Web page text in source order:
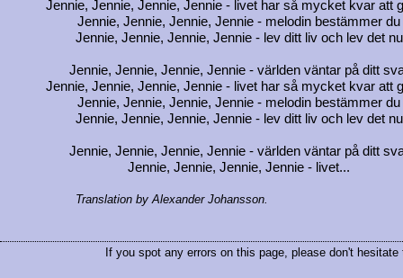
Jennie, Jennie, Jennie, Jennie - livet har så mycket kvar att
Jennie, Jennie, Jennie, Jennie - melodin bestämmer du
Jennie, Jennie, Jennie, Jennie - lev ditt liv och lev det nu
Jennie, Jennie, Jennie, Jennie - världen väntar på ditt
Jennie, Jennie, Jennie, Jennie - livet har så mycket kvar att
Jennie, Jennie, Jennie, Jennie - melodin bestämmer du
Jennie, Jennie, Jennie, Jennie - lev ditt liv och lev det nu
Jennie, Jennie, Jennie, Jennie - världen väntar på ditt
Jennie, Jennie, Jennie, Jennie - livet...
Translation by Alexander Johansson.
If you spot any errors on this page, please don't